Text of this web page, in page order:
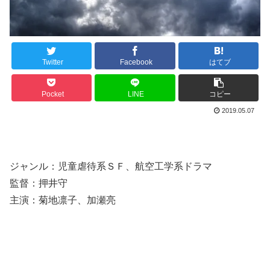
Twitter Facebook はてブ
Pocket LINE コピー
2019.05.07
ジャンル：児童虐待系ＳＦ、航空工学系ドラマ
監督：押井守
主演：菊地凛子、加瀬亮